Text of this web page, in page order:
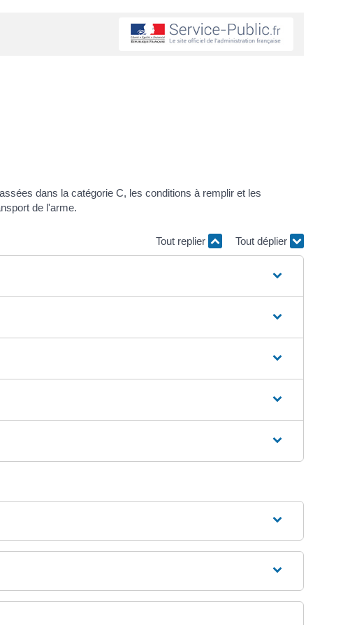
dans la catégorie C, les conditions à remplir et les
de l'arme.
Tout replier Tout déplier